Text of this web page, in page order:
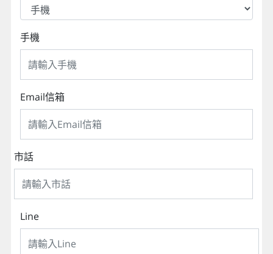
手機
Email信箱
市話
Line